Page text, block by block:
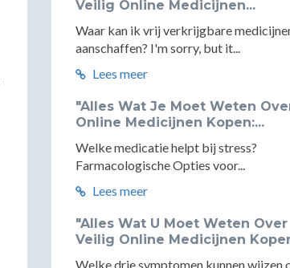
Veilig Online Medicijnen...
Waar kan ik vrij verkrijgbare
aanschaffen? I'm sorry, but it...
Lees meer
"Alles Wat Je Moet Weten
Online Medicijnen Kopen:...
Welke medicatie helpt bij stress?
Farmacologische Opties voor...
Lees meer
"Alles Wat U Moet Weten Over
Veilig Online Medicijnen
Welke drie symptomen kunnen wijzen